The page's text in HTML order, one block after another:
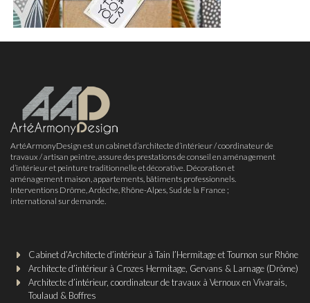
ArtéArmonyDesign est un cabinet d’architecte d’intérieur / coordinateur de
travaux / artisan peintre, assure des prestations de conseil en aménagement
d’intérieur et peinture traditionnelle et décorative. Décoration et
aménagement maison, appartements, bâtiments professionnels.
Interventions Drôme, Ardèche, Rhône-Alpes, Sud de la France ;
international sur demande.
Cabinet d’Architecte d’intérieur à Tain l’Hermitage et Tournon sur Rhône
Architecte d’intérieur à Crozes Hermitage, Gervans & Larnage (Drôme)
Architecte d’intérieur, coordinateur de travaux à Vernoux en Vivarais,
Toulaud & Boffres